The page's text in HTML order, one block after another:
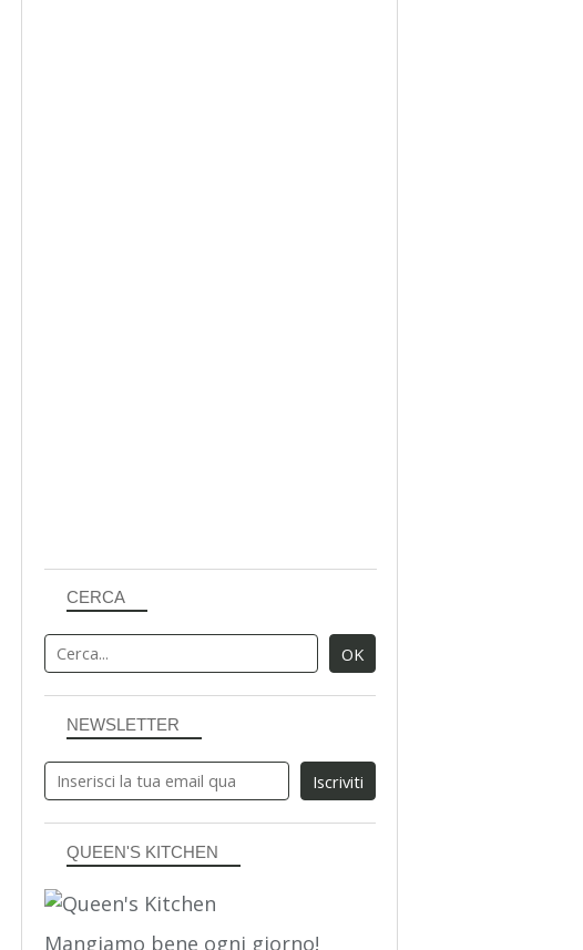
NEWSLETTER
CERCA
QUEEN'S KITCHEN
Mangiamo bene ogni giorno!